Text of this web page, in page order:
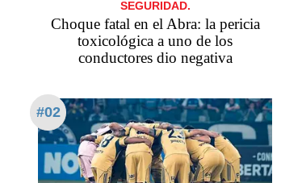
SEGURIDAD.
Choque fatal en el Abra: la pericia
toxicológica a uno de los
conductores dio negativa
#02